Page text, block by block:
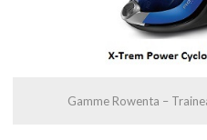
Gamme Rowenta –